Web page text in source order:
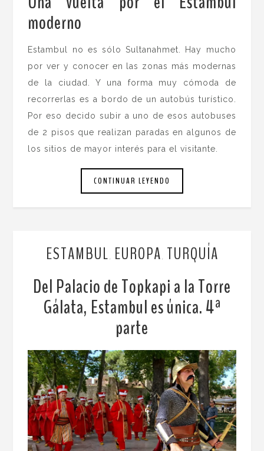
moderno
Estambul no es sólo Sultanahmet. Hay mucho
por ver y conocer en las zonas más modernas
de la ciudad. Y una forma muy cómoda de
recorrerlas es a bordo de un autobús turístico.
Por eso decido subir a uno de esos autobuses
de 2 pisos que realizan paradas en algunos de
los sitios de mayor interés para el visitante.
CONTINUAR LEYENDO
ESTAMBUL, EUROPA, TURQUÍA
Del Palacio de Topkapi a la Torre
Gálata, Estambul es única. 4ª
parte